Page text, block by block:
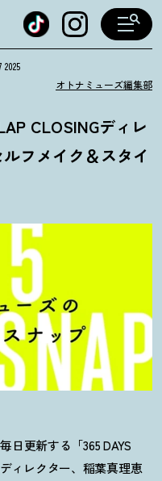
2025
オトナミューズ編集部
CLOSINGディレ
フメイク＆スタイ
日更新する「365 DAYS
ィレクター、稲葉真理恵